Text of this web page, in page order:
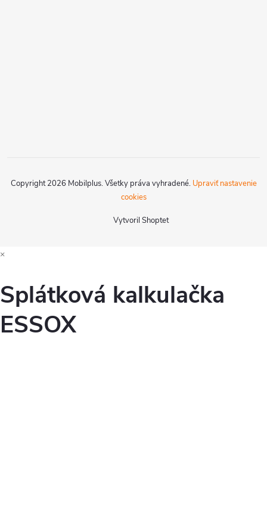
Vytvoril Shoptet
Copyright 2026 Mobilplus. Všetky práva vyhradené. Upraviť nastavenie
cookies
×
Splátková kalkulačka
ESSOX